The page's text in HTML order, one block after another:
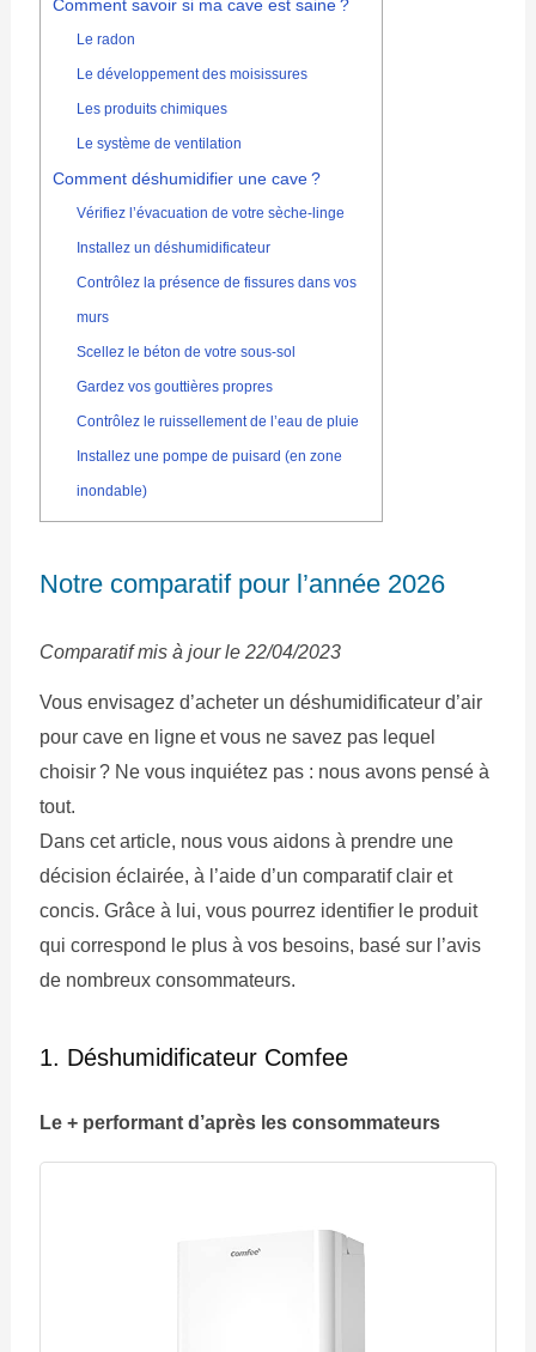
Comment savoir si ma cave est saine ?
Le radon
Le développement des moisissures
Les produits chimiques
Le système de ventilation
Comment déshumidifier une cave ?
Vérifiez l’évacuation de votre sèche-linge
Installez un déshumidificateur
Contrôlez la présence de fissures dans vos
murs
Scellez le béton de votre sous-sol
Gardez vos gouttières propres
Contrôlez le ruissellement de l’eau de pluie
Installez une pompe de puisard (en zone
inondable)
Notre comparatif pour l’année 2026
Comparatif mis à jour le 22/04/2023
Vous envisagez d’acheter un déshumidificateur d’air
pour cave en ligne et vous ne savez pas lequel
choisir ? Ne vous inquiétez pas : nous avons pensé à
tout.
Dans cet article, nous vous aidons à prendre une
décision éclairée, à l’aide d’un comparatif clair et
concis. Grâce à lui, vous pourrez identifier le produit
qui correspond le plus à vos besoins, basé sur l’avis
de nombreux consommateurs.
1. Déshumidificateur Comfee
Le + performant d’après les consommateurs